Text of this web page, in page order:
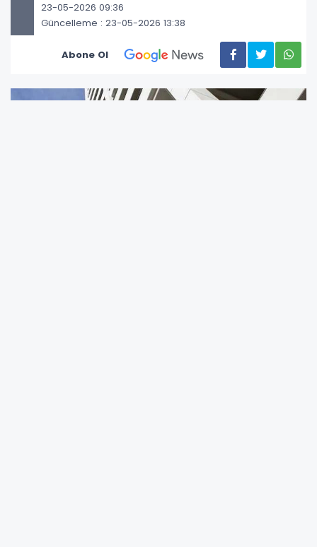
23-05-2026 09:36
Güncelleme : 23-05-2026 13:38
Abone Ol